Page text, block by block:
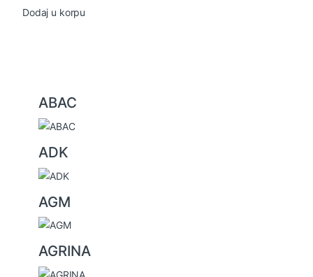
Dodaj u korpu
ABAC
ADK
AGM
AGRINA